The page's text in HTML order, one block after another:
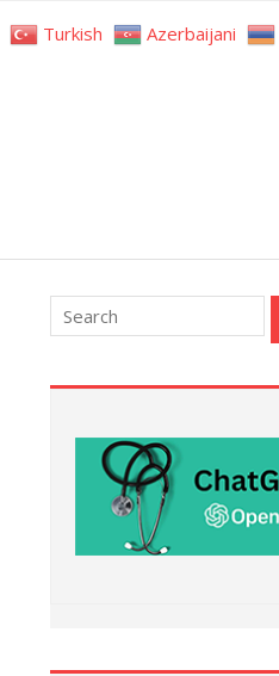
Turkish Azerbaijani